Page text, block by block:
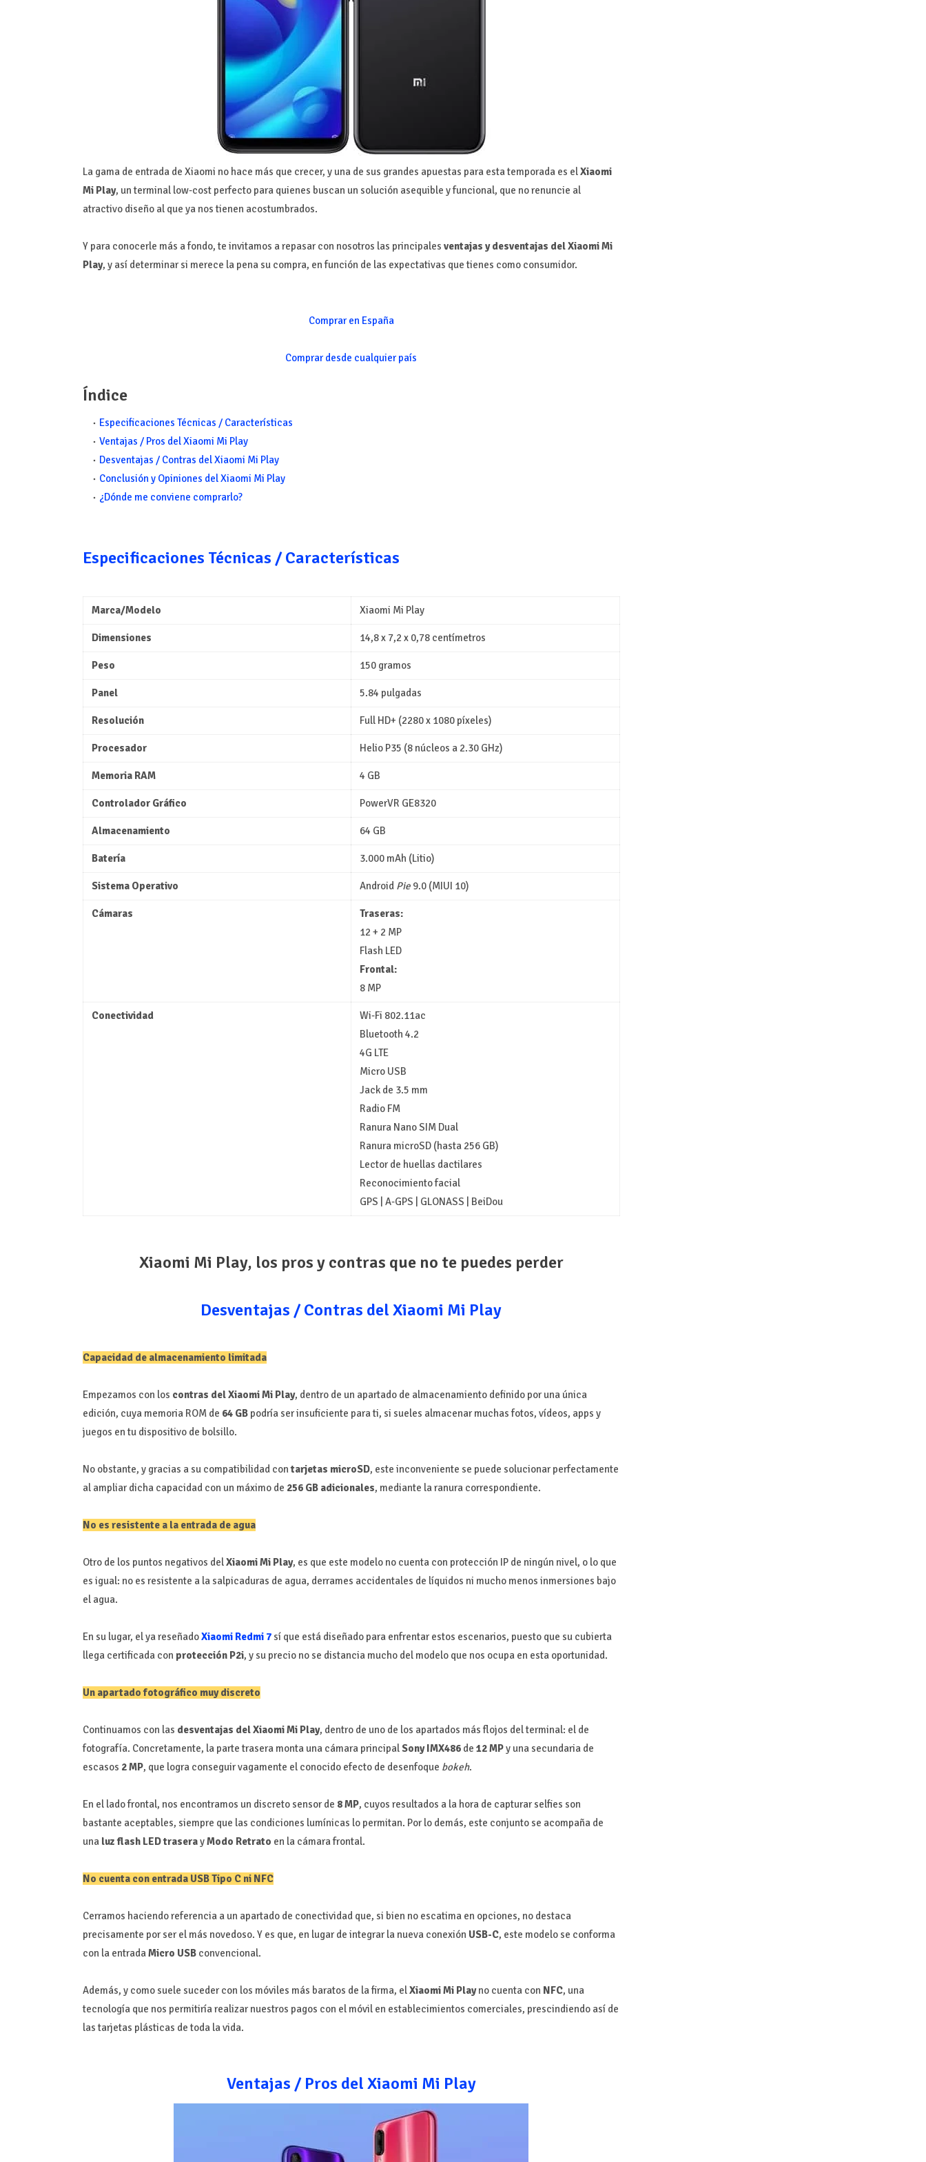
La gama de entrada de Xiaomi no hace más que crecer, y una de sus grandes apuestas para esta temporada es elXiaomi
Mi Play, un terminal low-cost perfecto para quienes buscan un solución asequible y funcional, que no renuncie al
atractivo diseño al que ya nos tienen acostumbrados.
Y para conocerle más a fondo, te invitamos a repasar con nosotros las principales ventajas y desventajas del Xiaomi Mi
Play, y así determinar si merece la pena su compra, en función de las expectativas que tienes como consumidor.
Comprar en España
Comprar desde cualquier país
Índice
Especificaciones Técnicas / Características
Ventajas / Pros del Xiaomi Mi Play
Desventajas / Contras del Xiaomi Mi Play
Conclusión y Opiniones del Xiaomi Mi Play
¿Dónde me conviene comprarlo?
Especificaciones Técnicas / Características
Marca/Modelo Xiaomi Mi Play
Dimensiones 14,8 x 7,2 x 0,78 centímetros
Peso 150 gramos
Panel 5.84 pulgadas
Resolución Full HD+ (2280 x 1080 píxeles)
Procesador Helio P35 (8 núcleos a 2.30 GHz)
Memoria RAM 4 GB
Controlador Gráfico PowerVR GE8320
Almacenamiento 64 GB
Batería 3.000 mAh (Litio)
Sistema Operativo Android Pie 9.0 (MIUI 10)
Cámaras
Traseras:
12 + 2 MP
Flash LED
Frontal:
8 MP
Conectividad
Wi-Fi 802.11ac
Bluetooth 4.2
4G LTE
Micro USB
Jack de 3.5 mm
Radio FM
Ranura Nano SIM Dual
Ranura microSD (hasta 256 GB)
Lector de huellas dactilares
Reconocimiento facial
GPS | A-GPS | GLONASS | BeiDou
Xiaomi Mi Play, los pros y contras que no te puedes perder
Desventajas / Contras del Xiaomi Mi Play
Capacidad de almacenamiento limitada
Empezamos con los contras del Xiaomi Mi Play, dentro de un apartado de almacenamiento definido por una única
edición, cuya memoria ROM de 64 GBpodría ser insuficiente para ti, si sueles almacenar muchas fotos, vídeos, apps y
juegos en tu dispositivo de bolsillo.
No obstante, y gracias a su compatibilidad contarjetas microSD, este inconveniente se puede solucionar perfectamente
al ampliar dicha capacidad con un máximo de 256 GB adicionales, mediante la ranura correspondiente.
No es resistente a la entrada de agua
Otro de los puntos negativos delXiaomi Mi Play, es que este modelo no cuenta con protección IP de ningún nivel, o lo que
es igual: no es resistente a la salpicaduras de agua, derrames accidentales de líquidos ni mucho menos inmersiones bajo
el agua.
En su lugar, el ya reseñadoXiaomi Redmi 7sí que está diseñado para enfrentar estos escenarios, puesto que su cubierta
llega certificada con protección P2i, y su precio no se distancia mucho del modelo que nos ocupa en esta oportunidad.
Un apartado fotográfico muy discreto
Continuamos con las desventajas del Xiaomi Mi Play, dentro de uno de los apartados más flojos del terminal: el de
fotografía. Concretamente, la parte trasera monta una cámara principalSony IMX486de 12 MPy una secundaria de
escasos 2 MP, que logra conseguir vagamente el conocido efecto de desenfoque bokeh.
En el lado frontal, nos encontramos un discreto sensor de 8 MP, cuyos resultados a la hora de capturar selfies son
bastante aceptables, siempre que las condiciones lumínicas lo permitan. Por lo demás, este conjunto se acompaña de
una luz flash LED traserayModo Retrato en la cámara frontal.
No cuenta con entrada USB Tipo C ni NFC
Cerramos haciendo referencia a un apartado de conectividad que, si bien no escatima en opciones, no destaca
precisamente por ser el más novedoso. Y es que, en lugar de integrar la nueva conexión USB-C, este modelo se conforma
con la entradaMicro USBconvencional.
Además, y como suele suceder con los móviles más baratos de la firma, elXiaomi Mi Playno cuenta con NFC, una
tecnología que nos permitiría realizar nuestros pagos con el móvil en establecimientos comerciales, prescindiendo así de
las tarjetas plásticas de toda la vida.
Ventajas / Pros del Xiaomi Mi Play